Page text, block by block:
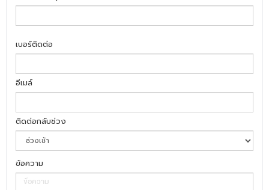
เบอร์ติดต่อ
อีเมล์
ติดต่อกลับช่วง
ข้อความ